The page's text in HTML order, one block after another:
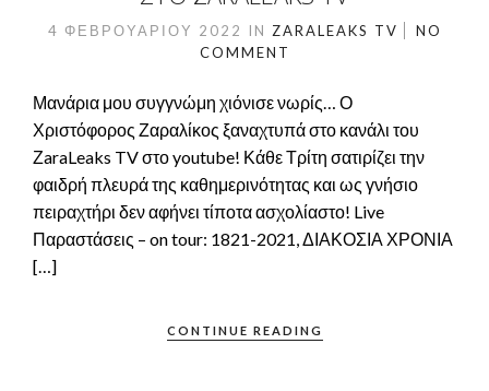
4 ΦΕΒΡΟΥΑΡΊΟΥ 2022 IN ZARALEAKS TV
NO
COMMENT
Μανάρια μου συγγνώμη χιόνισε νωρίς… Ο
Χριστόφορος Ζαραλίκος ξαναχτυπά στο κανάλι του
ΖaraLeaks TV στο youtube! Κάθε Τρίτη σατιρίζει την
φαιδρή πλευρά της καθημερινότητας και ως γνήσιο
πειραχτήρι δεν αφήνει τίποτα ασχολίαστο! Live
Παραστάσεις – on tour: 1821-2021, ΔΙΑΚΟΣΙΑ ΧΡΟΝΙΑ
[…]
CONTINUE READING